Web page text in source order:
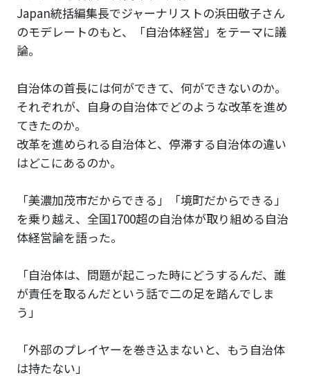
Japan統括編集長でジャーナリストの浜田敬子さん
のモデレートのもと、「自治体経営」をテーマに議
論。
自治体の首長には何ができて、何ができないのか。
それぞれが、自身の自治体でどのような改革を進め
てきたのか。
改革を進められる自治体と、停滞する自治体の違い
はどこにあるのか。
「美濃加茂市だからできる」「境町だからできる」
を乗り越え、全国1700超の自治体が取り組める自治
体経営論を語った。
「自治体は、問題が起こった時にどうするんだ、誰
が責任を取るんだという話で二の足を踏んでしま
う」
「外部のプレイヤーを巻き込まないと、もう自治体
は持たない」